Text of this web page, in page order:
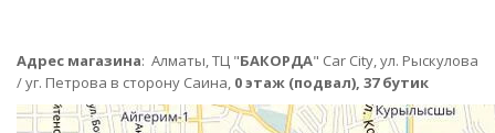
Адрес магазина: Алматы,ТЦ "БАКОРДА" Car City, ул. Рыскулова
/ уг. Петрова в сторону Саина, 0 этаж (подвал), 37 бутик